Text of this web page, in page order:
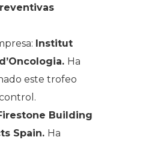
Institut
Ha
este trofeo
Building
Spain. Ha